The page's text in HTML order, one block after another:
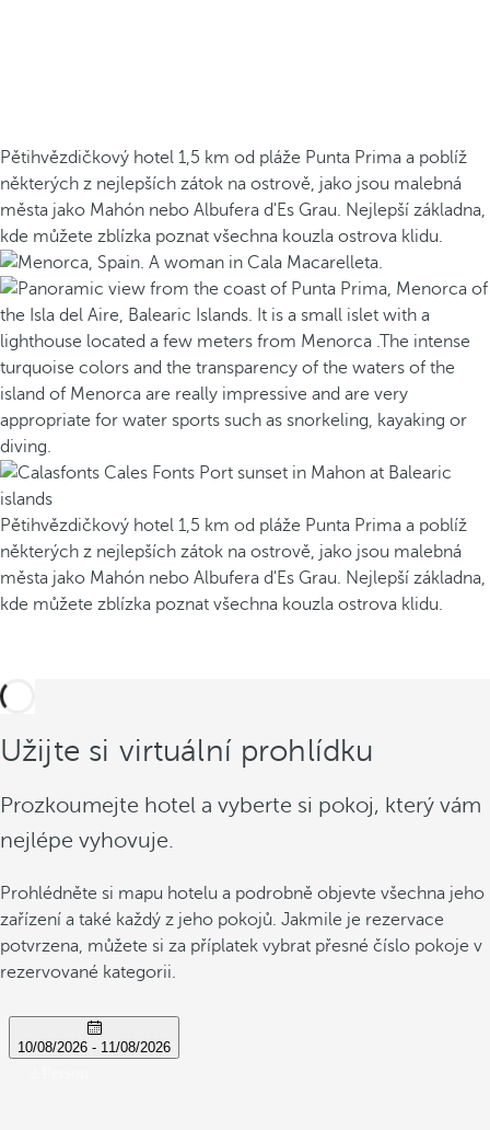
Pětihvězdičkový hotel 1,5 km od pláže Punta Prima a poblíž
některých z nejlepších zátok na ostrově, jako jsou malebná
města jako Mahón nebo Albufera d'Es Grau. Nejlepší základna,
kde můžete zblízka poznat všechna kouzla ostrova klidu.
Pětihvězdičkový hotel 1,5 km od pláže Punta Prima a poblíž
některých z nejlepších zátok na ostrově, jako jsou malebná
města jako Mahón nebo Albufera d'Es Grau. Nejlepší základna,
kde můžete zblízka poznat všechna kouzla ostrova klidu.
Užijte si virtuální prohlídku
Prozkoumejte hotel a vyberte si pokoj, který vám
nejlépe vyhovuje.
Prohlédněte si mapu hotelu a podrobně objevte všechna jeho
zařízení a také každý z jeho pokojů. Jakmile je rezervace
potvrzena, můžete si za příplatek vybrat přesné číslo pokoje v
rezervované kategorii.